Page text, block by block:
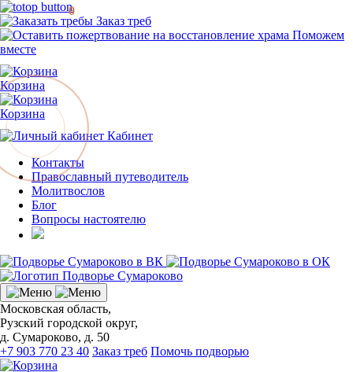
Заказ треб
Поможем
вместе
Корзина
Корзина
0
Кабинет
Контакты
Православный путеводитель
Молитвослов
Блог
Вопросы настоятелю
Московская область,
Рузский городской округ,
д. Сумароково, д. 50
+7 903 770 23 40 Заказ треб Помочь подворью